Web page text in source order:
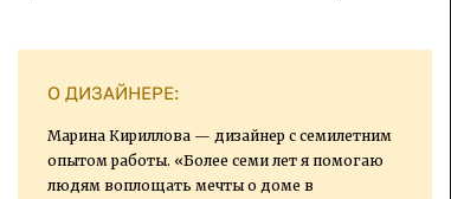
О ДИЗАЙНЕРЕ:
Марина Кириллова — дизайнер с семилетним
опытом работы. «Более семи лет я помогаю
людям воплощать мечты о доме в